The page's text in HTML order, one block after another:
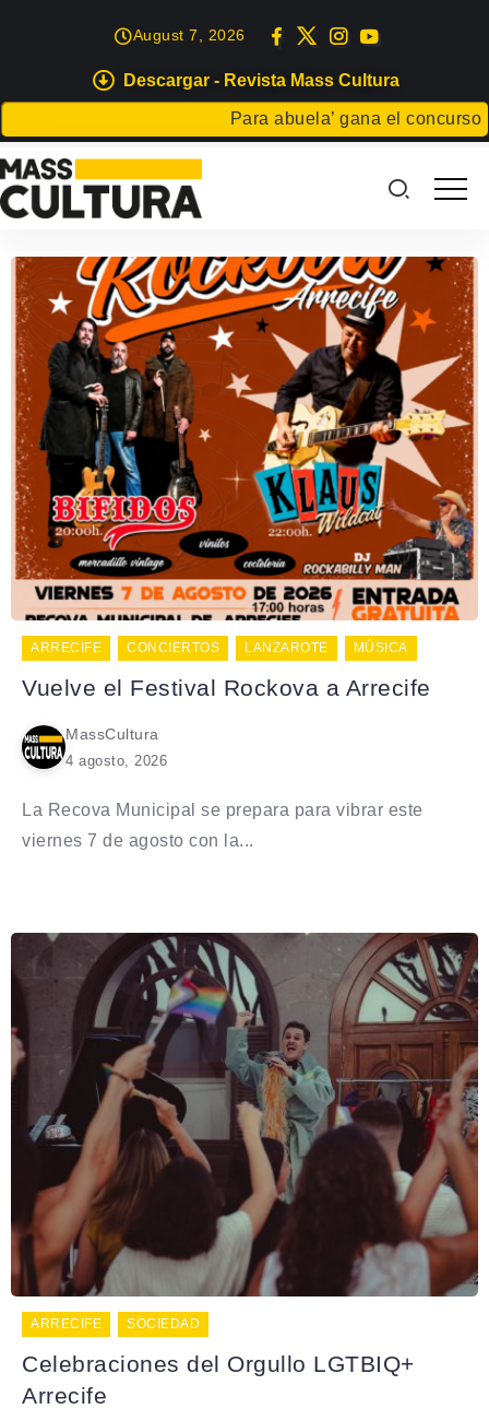
Descargar - Revista Mass Cultura
Para abuela’ gana el concurso
August 7, 2026
ARRECIFE CONCIERTOS LANZAROTE MÚSICA
Vuelve el Festival Rockova a Arrecife
MassCultura
4 agosto, 2026
La Recova Municipal se prepara para vibrar este
viernes 7 de agosto con la...
ARRECIFE SOCIEDAD
Celebraciones del Orgullo LGTBIQ+
Arrecife